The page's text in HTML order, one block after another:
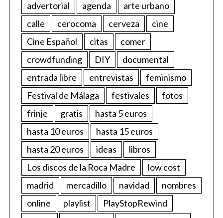
advertorial agenda
arte urbano
calle
cerocoma cerveza
cine
Cine Español
citas
comer
crowdfunding
DIY
documental
entrada libre
entrevistas
feminismo
Festival de Málaga
festivales
fotos
frinje
gratis
hasta 5 euros
hasta 10 euros
hasta 15 euros
hasta 20 euros
ideas
libros
Los discos de la Roca Madre
low cost
madrid
mercadillo navidad
nombres
online
playlist
PlayStopRewind